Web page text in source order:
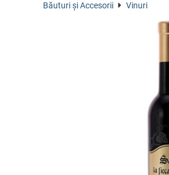
Băuturi și Accesorii Vinuri